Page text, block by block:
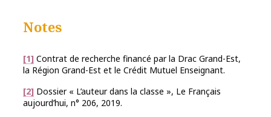
Notes
[1] Contrat de recherche financé par la Drac Grand-Est,
la Région Grand-Est et le Crédit Mutuel Enseignant.
[2] Dossier « L’auteur dans la classe », Le Français
aujourd’hui, n° 206, 2019.